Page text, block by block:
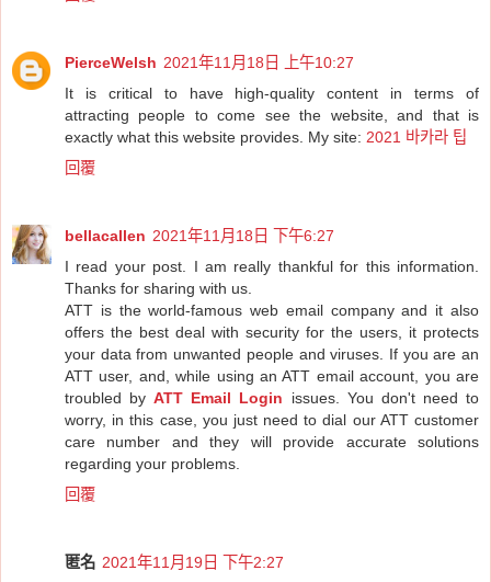
PierceWelsh 2021年11月18日 上午10:27
It is critical to have high-quality content in terms of
attracting people to come see the website, and that is
exactly what this website provides. My site: 2021 바카라 팁
回覆
bellacallen 2021年11月18日 下午6:27
I read your post. I am really thankful for this information.
Thanks for sharing with us.
ATT is the world-famous web email company and it also
offers the best deal with security for the users, it protects
your data from unwanted people and viruses. If you are an
ATT user, and, while using an ATT email account, you are
troubled byATT Email Login issues. You don't need to
worry, in this case, you just need to dial our ATT customer
care number and they will provide accurate solutions
regarding your problems.
回覆
匿名 2021年11月19日 下午2:27